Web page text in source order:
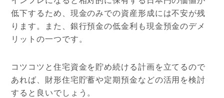
低下するため、現金のみでの資産形成には不安が残
ります。また、銀行預金の低金利も現金預金のデメ
リットの一つです。
コツコツと住宅資金を貯め続ける計画を立てるので
あれば、財形住宅貯蓄や定期預金などの活用を検討
すると良いでしょう。